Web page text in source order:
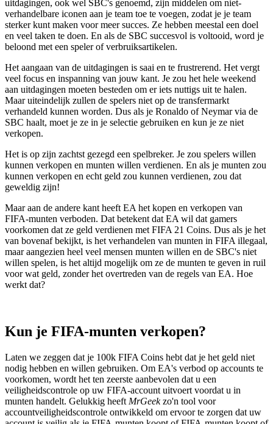
uitdagingen, ook wel SBC's genoemd, zijn middelen om niet-
verhandelbare iconen aan je team toe te voegen, zodat je je team
sterker kunt maken voor meer succes. Ze hebben meestal een doel
en veel taken te doen. En als de SBC succesvol is voltooid, word je
beloond met een speler of verbruiksartikelen.
Het aangaan van de uitdagingen is saai en te frustrerend. Het vergt
veel focus en inspanning van jouw kant. Je zou het hele weekend
aan uitdagingen moeten besteden om er iets nuttigs uit te halen.
Maar uiteindelijk zullen de spelers niet op de transfermarkt
verhandeld kunnen worden. Dus als je Ronaldo of Neymar via de
SBC haalt, moet je ze in je selectie gebruiken en kun je ze niet
verkopen.
Het is op zijn zachtst gezegd een spelbreker. Je zou spelers willen
kunnen verkopen en munten willen verdienen. En als je munten zou
kunnen verkopen en echt geld zou kunnen verdienen, zou dat
geweldig zijn!
Maar aan de andere kant heeft EA het kopen en verkopen van
FIFA-munten verboden. Dat betekent dat EA wil dat gamers
voorkomen dat ze geld verdienen met FIFA 21 Coins. Dus als je het
van bovenaf bekijkt, is het verhandelen van munten in FIFA illegaal,
maar aangezien heel veel mensen munten willen en de SBC's niet
willen spelen, is het altijd mogelijk om ze de munten te geven in ruil
voor wat geld, zonder het overtreden van de regels van EA. Hoe
werkt dat?
Kun je FIFA-munten verkopen?
Laten we zeggen dat je 100k FIFA Coins hebt dat je het geld niet
nodig hebben en willen gebruiken. Om EA's verbod op accounts te
voorkomen, wordt het ten zeerste aanbevolen dat u een
veiligheidscontrole op uw FIFA-account uitvoert voordat u in
munten handelt. Gelukkig heeft MrGeekzo'n tool voor
accountveiligheidscontrole ontwikkeld om ervoor te zorgen dat uw